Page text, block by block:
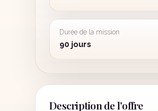
Durée de la mission
90 jours
Description de l'offre